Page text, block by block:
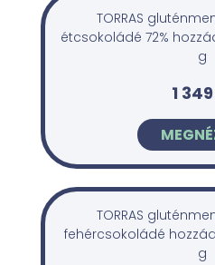
TORRAS
étcsokoládé 72%
g
1
TORRAS
fehércsokoládé
g